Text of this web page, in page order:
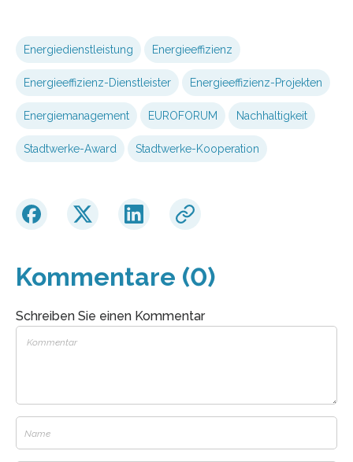
Energiedienstleistung Energieeffizienz
Energieeffizienz-Dienstleister Energieeffizienz-Projekten
Energiemanagement EUROFORUM Nachhaltigkeit
Stadtwerke-Award Stadtwerke-Kooperation
Kommentare (0)
Schreiben Sie einen Kommentar